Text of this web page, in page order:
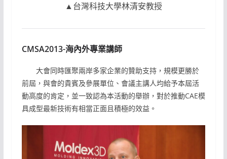
▲台灣科技大學林清安教授
CMSA2013-海內外專業講師
大會同時匯聚兩岸多家企業的贊助支持，規模更勝於
前屆，與會的貴賓及參展單位、會議主講人均給予本屆活
動高度的肯定，並一致認為本活動的舉辦，對於推動CAE模
具成型最新技術有相當正面且積極的效益。